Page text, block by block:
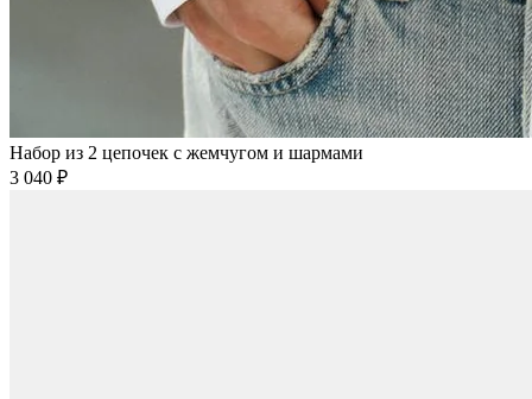
Набор из 2 цепочек с жемчугом и шармами
3 040 ₽